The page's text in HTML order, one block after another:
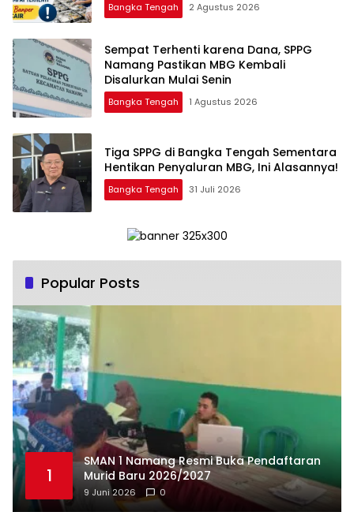
Bangka Tengah 2 Agustus 2026
‎Sempat Terhenti karena Dana, SPPG
Namang Pastikan MBG Kembali
Disalurkan Mulai Senin
Bangka Tengah 1 Agustus 2026
‎Tiga SPPG di Bangka Tengah Sementara
Bangka Tengah 31 Juli 2026
Popular Posts
1
SMAN 1 Namang Resmi Buka Pendaftaran
Murid Baru 2026/2027
9 Juni 2026 0